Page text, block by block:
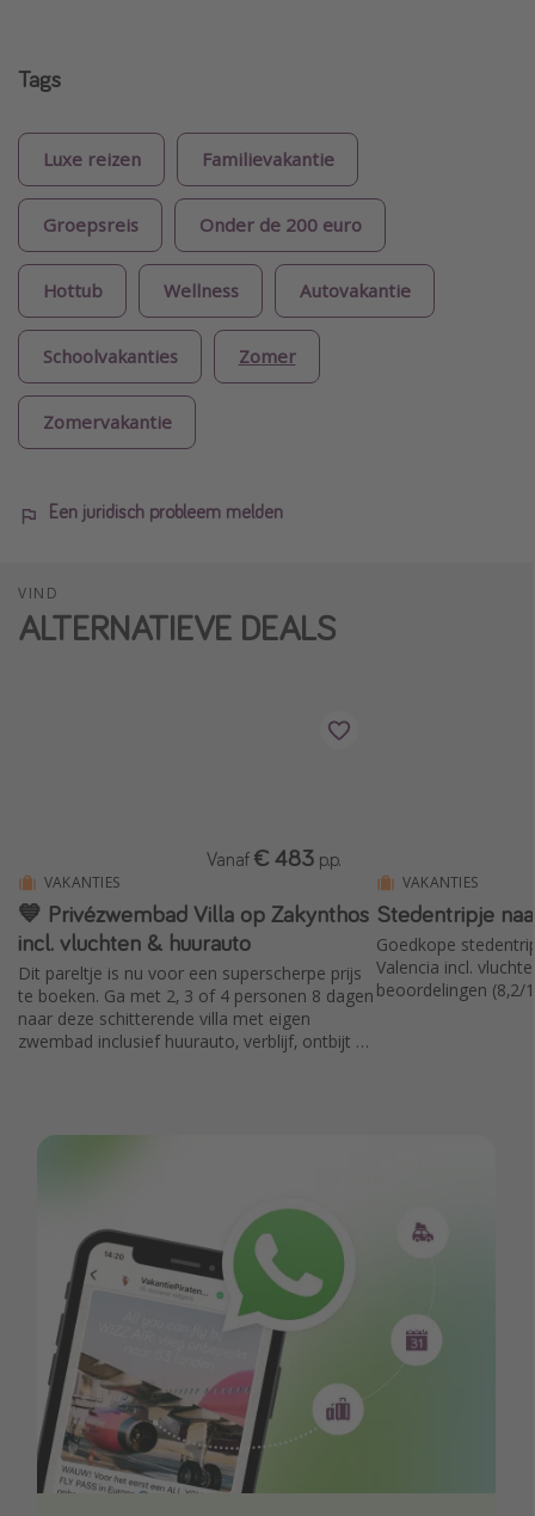
Tags
Luxe reizen Familievakantie
Groepsreis Onder de 200 euro
Hottub Wellness Autovakantie
Schoolvakanties Zomer
Zomervakantie
Een juridisch probleem melden
VIND
ALTERNATIEVE DEALS
VAKANTIES
💙 Privézwembad Villa op Zakynthos
incl. vluchten & huurauto
Dit pareltje is nu voor een superscherpe prijs
te boeken. Ga met 2, 3 of 4 personen 8 dagen
naar deze schitterende villa met eigen
zwembad inclusief huurauto, verblijf, ontbijt &
Vanaf € 483 p.p.
VAKANTIES
Stedentripje
Goedkope
Valencia incl.
beoordelingen (8,2/